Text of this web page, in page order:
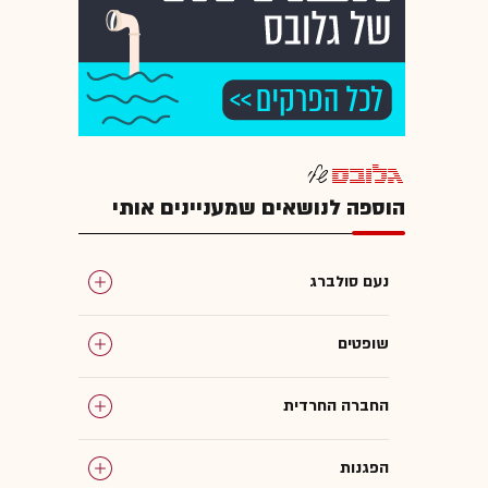
הוספה לנושאים שמעניינים אותי
נעם סולברג
שופטים
החברה החרדית
הפגנות